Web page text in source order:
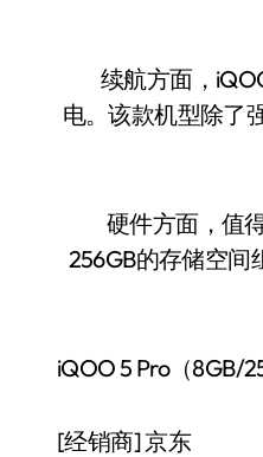
续航方面，
电。该款机型除了
硬件方面，值得
256GB的存储空间
iQOO 5 Pro（8GB/
[经销商]京东